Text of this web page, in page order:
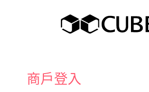
商戶登入